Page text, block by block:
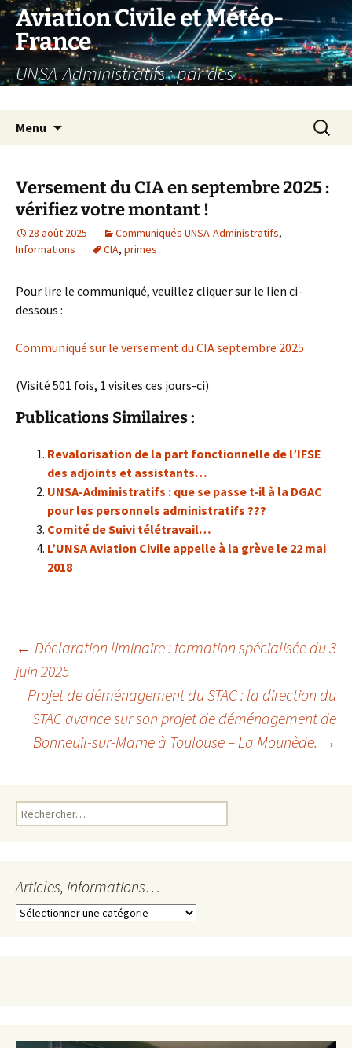
Aller
contenu
Aviation Civile et Météo-
France
UNSA-Administratifs : par des
Menu
Versement du CIA en septembre 2025 :
vérifiez votre montant !
28 août 2025 Communiqués UNSA-Administratifs,
Informations
CIA, primes
Pour lire le communiqué, veuillez cliquer sur le lien ci-
dessous :
Communiqué sur le versement du CIA septembre 2025
(Visité 501 fois, 1 visites ces jours-ci)
Publications Similaires :
Revalorisation de la part fonctionnelle de l’IFSE
des adjoints et assistants…
UNSA-Administratifs : que se passe t-il à la DGAC
pour les personnels administratifs ???
Comité de Suivi télétravail…
L’UNSA Aviation Civile appelle à la grève le 22 mai
2018
Navigation
des
articles
← Déclaration liminaire : formation spécialisée du 3
juin 2025
Projet de déménagement du STAC : la direction du
STAC avance sur son projet de déménagement de
Bonneuil-sur-Marne à Toulouse – La Mounède. →
Rechercher :
Articles, informations…
Articles,